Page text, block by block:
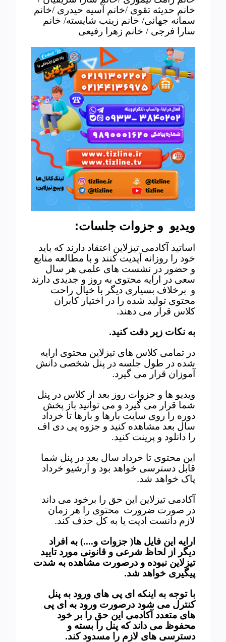
خانم حدیثه تقوی /خانم آسیه حیدری /خانم
سمانه جهانی/ خانم زینب شایسته/ خانم
سارا فرجی / خانم زهرا رفیعی
ویدیو و جزوات جلسات:
اساتید آکادمی تیزلاین اعتقاد دارند که باید
خود را روزانه آپدیت کنند و با مطالعه منابع
و حضور در نشست های علمی هر سال
سعی در ارایه محتوی به روز و جدیدی دارند
و برخلاف بسیاری دیگر با خیال راحت
محتوی تولید شده را در اختیار کابران
کلاس قرار می دهند.
به نکات زیر دقت کنید.
در تمامی کلاس های تیزلاین محتوی ارایه
شده در طول جلسه در پنل شخصی دانش
آموزان قرار می گیرد.
ویدیو ها و جزوات روز بعد از کلاس در پنل
شما قرار می گیرد و می توانید باز پخش
دوره را روی سایت بارها و بارها تا خرداد
سال بعد مشاهده کنید و جزوه پی دی اف
را دانلود و پرینت کنید.
این محتوی تا خرداد سال بعد در پنل شما
قابل دسترسی خواهد بود و آرشیو خرداد
پاک خواهد شد.
آکادمی تیزلاین این حق را برخود می داند
در صورت ضرورت محتوی را هر زمان
لازم دانست ادیت یا به کل حذف کند.
ارایه این فایل ها( جزوات و....) به افراد
دیگر از لحاظ شرعی و قانونی مورد تایید
تیزلاین نبوده و درصورت مشاهده به شدت
پیگیری خواهد شد.
با توجه به اینکه ای پی های ورود به پنل
کنترل می شود درصورت ورود به ای پی
های متعدد آکادمی این حق را بر خود
محفوظ می داند که پنل را بسته و
دسترسی های لازم را مسدود کند.